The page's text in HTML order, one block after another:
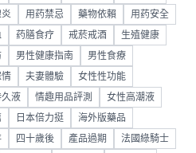
用药禁忌 藥物依賴 用药安全
药膳食疗 戒菸戒酒 生殖健康
男性健康指南 男性食療
情 夫妻體驗 女性性功能
液 情趣用品評測 女性高潮液
日本倍力挺 海外版藥品
四十歲後 產品過期 法國綠騎士